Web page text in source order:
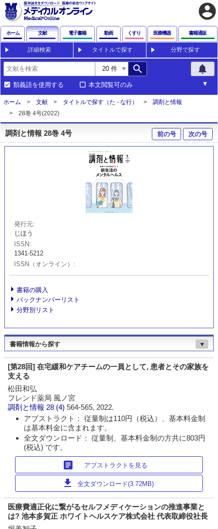
account_circle
ホーム 文献 電子書籍 動画 くすり 医療機器 書籍通販
詳細検索 タイトルで探す 分野で探す
search notifications
類義語を使用する 本文閲覧可のみ
ホーム 文献 タイトルで探す（た - な行）
調剤と情報
28巻 4号(2022)
調剤と情報 28巻 4号 前の号 次の号
発行元
じほう
ISSN
1341-5212
ISSN（オンライン）
書籍の購入
バックナンバーリスト
分野別リスト
書籍情報から探す ▼
[第28回] 在宅緩和ケアチームの一員として, 患者とその家族を
支える
松田和弘
フレンド薬局 風ノ宮
調剤と情報 28 (4)564-565, 2022.
アブストラクト： 従量制は110円（税込）、基本料金制
は基本料金に含まれます。
全文ダウンロード： 従量制、基本料金制の方共に803円
(税込) です。
article アブストラクトを見る
download 全文ダウンロード(3.72MB)
医療費適正化に繋がるセルフメディケーションの推進事業と
は? 池本多賀正 ホワイトヘルスケア株式会社 代表取締役社長